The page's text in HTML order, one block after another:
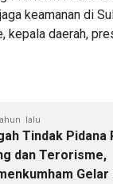
keamanan di
kepala daerah,
lalu
Tindak Pidana
dan Terorisme,